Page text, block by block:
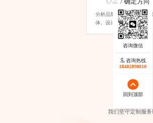
/ 确定方向
分析品牌调性、了解受众
体、设计方向确定
我们坚守定制服
咨询热线
17723342546
回到顶部
咨询热线
18402890810
回到顶部